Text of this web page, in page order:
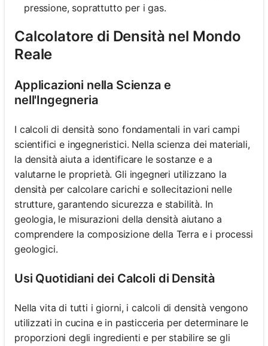
pressione, soprattutto per i gas.
Calcolatore di Densità nel Mondo
Reale
Applicazioni nella Scienza e
nell'Ingegneria
I calcoli di densità sono fondamentali in vari campi
scientifici e ingegneristici. Nella scienza dei materiali,
la densità aiuta a identificare le sostanze e a
valutarne le proprietà. Gli ingegneri utilizzano la
densità per calcolare carichi e sollecitazioni nelle
strutture, garantendo sicurezza e stabilità. In
geologia, le misurazioni della densità aiutano a
comprendere la composizione della Terra e i processi
geologici.
Usi Quotidiani dei Calcoli di Densità
Nella vita di tutti i giorni, i calcoli di densità vengono
utilizzati in cucina e in pasticceria per determinare le
proporzioni degli ingredienti e per stabilire se gli